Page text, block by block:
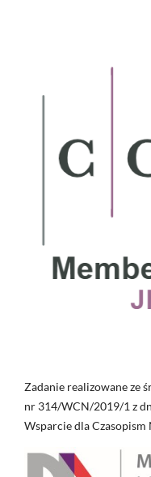
Zadanie realizowane ze
nr 314/WCN/2019/1 z
Wsparcie dla Czasopism